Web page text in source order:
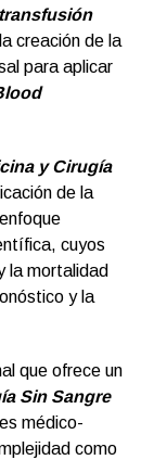
transfusión
creación de la
para aplicar
y Cirugía
de la
cuyos
la mortalidad
y la
que ofrece un
Sin Sangre
médico-
como